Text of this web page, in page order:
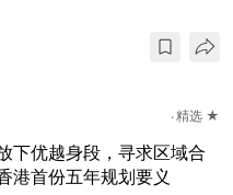
精选 ★
下优越身段，寻求区域合
首份五年规划要义